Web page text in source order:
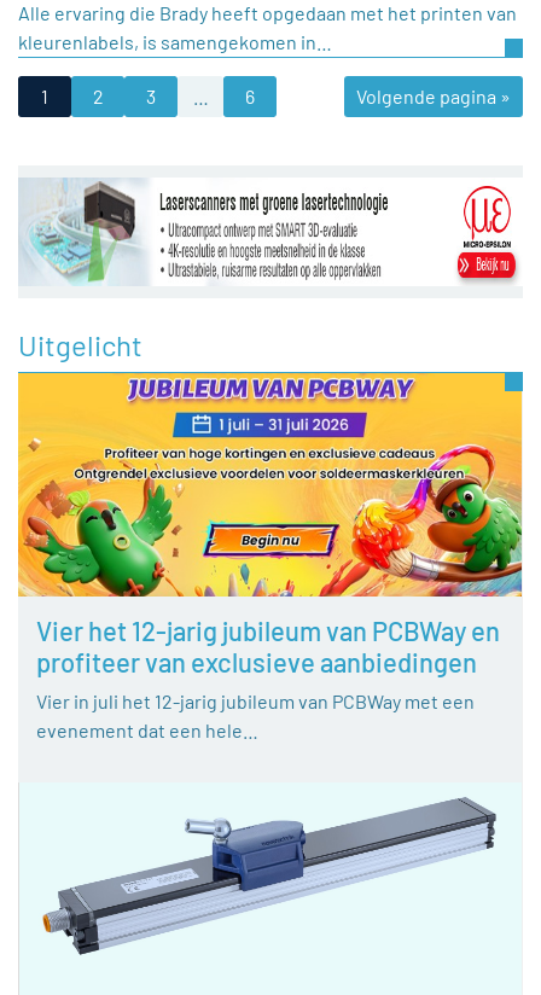
Alle ervaring die Brady heeft opgedaan met het printen van
kleurenlabels, is samengekomen in…
1 2 3 6 Volgende pagina »
Uitgelicht
Vier het 12-jarig jubileum van PCBWay en
profiteer van exclusieve aanbiedingen
Vier in juli het 12-jarig jubileum van PCBWay met een
evenement dat een hele…